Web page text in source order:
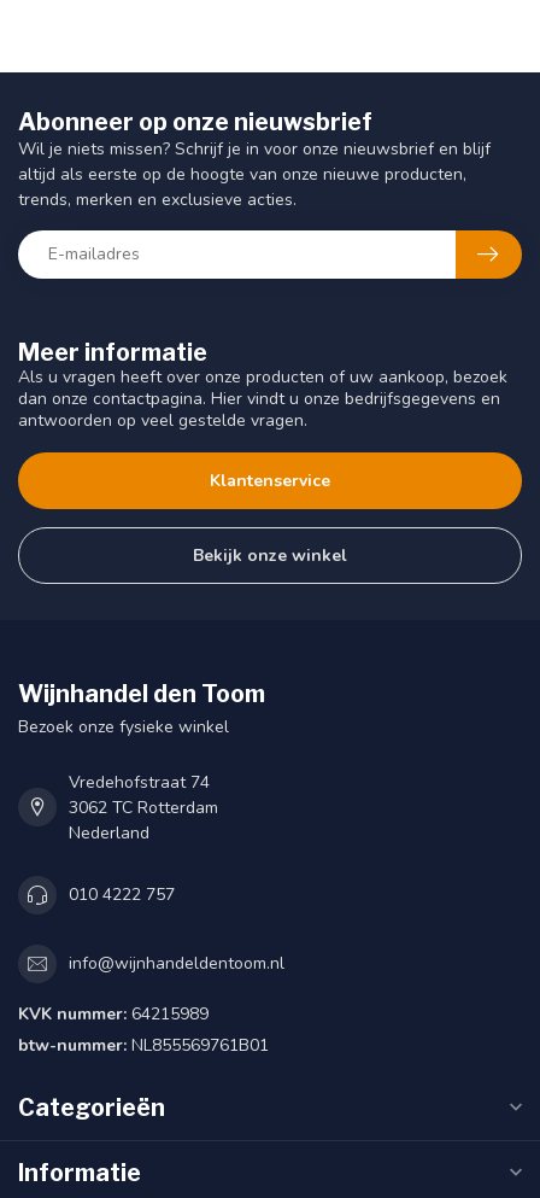
Meer informatie
Als u vragen heeft over onze producten of uw aankoop, bezoek
dan onze contactpagina. Hier vindt u onze bedrijfsgegevens en
antwoorden op veel gestelde vragen.
Klantenservice
Bekijk onze winkel
Abonneer op onze nieuwsbrief
Wil je niets missen? Schrijf je in voor onze nieuwsbrief en blijf
altijd als eerste op de hoogte van onze nieuwe producten,
trends, merken en exclusieve acties.
Wijnhandel den Toom
Bezoek onze fysieke winkel
Vredehofstraat 74
3062 TC Rotterdam
Nederland
010 4222 757
info@wijnhandeldentoom.nl
KVK nummer: 64215989
btw-nummer: NL855569761B01
Categorieën
Informatie